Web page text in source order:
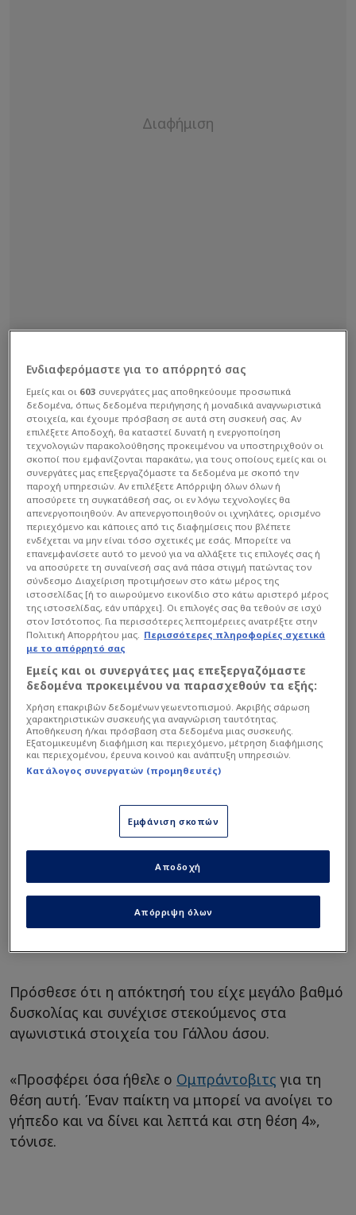
Φυσικά και αναφέρθηκε στο θέμα του
Γιαμπουσέλε επισημαίνοντας ότι η μεταγραφή
του Γάλλο άσου είναι στην τελική ευθεία καθώς
απομένουν κάποιες λεπτομέρειες.
Διαβάστε επίσης...
ΜΥΘΙΚΟ συμβόλαιο
Γιαννακόπουλου σε
Γιαμπουσέλε - Αλλάζει τις
ισορροπίες!
Παιχταράδες, legends και
τώρα... τρέλα με
Γιαμπουσέλε! (ΦΩΤΟ)
Πρόσθεσε ότι η απόκτησή του είχε μεγάλο βαθμό
δυσκολίας και συνέχισε στεκούμενος στα
αγωνιστικά στοιχεία του Γάλλου άσου.
«Προσφέρει όσα ήθελε ο Ομπράντοβιτς για τη
θέση αυτή. Έναν παίκτη να μπορεί να ανοίγει το
γήπεδο και να δίνει και λεπτά και στη θέση 4»,
τόνισε.
Ενδιαφερόμαστε για το απόρρητό σας
Εμείς και οι 603 συνεργάτες μας αποθηκεύουμε προσωπικά
δεδομένα, όπως δεδομένα περιήγησης ή μοναδικά αναγνωριστικά
στοιχεία, και έχουμε πρόσβαση σε αυτά στη συσκευή σας. Αν
επιλέξετε Αποδοχή, θα καταστεί δυνατή η ενεργοποίηση
τεχνολογιών παρακολούθησης προκειμένου να υποστηριχθούν οι
σκοποί που εμφανίζονται παρακάτω, για τους οποίους εμείς και οι
συνεργάτες μας επεξεργαζόμαστε τα δεδομένα με σκοπό την
παροχή υπηρεσιών. Αν επιλέξετε Απόρριψη όλων όλων ή
αποσύρετε τη συγκατάθεσή σας, οι εν λόγω τεχνολογίες θα
απενεργοποιηθούν. Αν απενεργοποιηθούν οι ιχνηλάτες, ορισμένο
περιεχόμενο και κάποιες από τις διαφημίσεις που βλέπετε
ενδέχεται να μην είναι τόσο σχετικές με εσάς. Μπορείτε να
επανεμφανίσετε αυτό το μενού για να αλλάξετε τις επιλογές σας ή
να αποσύρετε τη συναίνεσή σας ανά πάσα στιγμή πατώντας τον
σύνδεσμο Διαχείριση προτιμήσεων στο κάτω μέρος της
ιστοσελίδας [ή το αιωρούμενο εικονίδιο στο κάτω αριστερό μέρος
της ιστοσελίδας, εάν υπάρχει]. Οι επιλογές σας θα τεθούν σε ισχύ
στον Ιστότοπος. Για περισσότερες λεπτομέρειες ανατρέξτε στην
Πολιτική Απορρήτου μας. Περισσότερες πληροφορίες σχετικά
με το απόρρητό σας
Εμείς και οι συνεργάτες μας επεξεργαζόμαστε
δεδομένα προκειμένου να παρασχεθούν τα εξής:
Χρήση επακριβών δεδομένων γεωεντοπισμού. Ακριβής σάρωση
χαρακτηριστικών συσκευής για αναγνώριση ταυτότητας.
Αποθήκευση ή/και πρόσβαση στα δεδομένα μιας συσκευής.
Εξατομικευμένη διαφήμιση και περιεχόμενο, μέτρηση διαφήμισης
και περιεχομένου, έρευνα κοινού και ανάπτυξη υπηρεσιών.
Κατάλογος συνεργατών (προμηθευτές)
Εμφάνιση σκοπών
Απόρριψη όλων
Αποδοχή